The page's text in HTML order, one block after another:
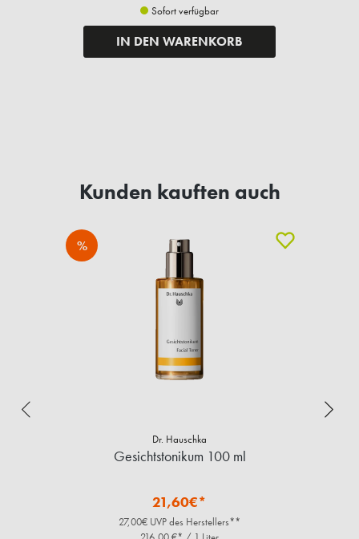
Sofort verfügbar
IN DEN WARENKORB
Kunden kauften auch
%
Dr. Hauschka
Gesichtstonikum 100 ml
21,60€*
27,00€ UVP des Herstellers**